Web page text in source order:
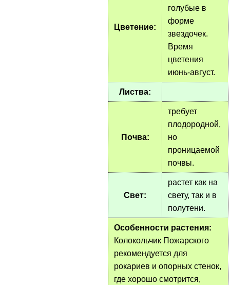
Цветение:
голубые в
форме
звездочек.
Время
цветения
июнь-август.
Листва:
Почва:
требует
плодородной,
но
проницаемой
почвы.
Свет:
растет как на
свету, так и в
полутени.
Особенности растения:
Колокольчик Пожарского
рекомендуется для
рокариев и опорных стенок,
где хорошо смотрится,